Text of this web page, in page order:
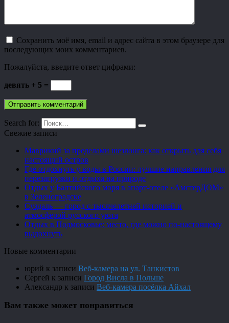
Сохранить моё имя, email и адрес сайта в этом браузере для
последующих моих комментариев.
Пожалуйста, введите ответ цифрами:
девять + 5 =
Search for:
Свежие записи
Маврикий за пределами шезлонга: как открыть для себя
настоящий остров
Где отдохнуть у воды в России: лучшие направления для
перезагрузки и отдыха на природе
Отдых у Балтийского моря в апарт-отеле «АмстерДОМ»
в Зеленоградске
Суздаль — город с тысячелетней историей и
атмосферой русского уюта
Отдых в Подмосковье: место, где можно по-настоящему
выдохнуть
Новые комментарии
юрий к записи Веб-камера на ул. Танкистов
Сергей к записи Город Висла в Польше
Александр к записи Веб-камера посёлка Айхал
Вам также может понравиться